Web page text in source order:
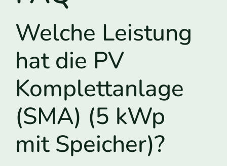
Welche Leistung
hat die PV
Komplettanlage
(SMA) (5 kWp
mit Speicher)?